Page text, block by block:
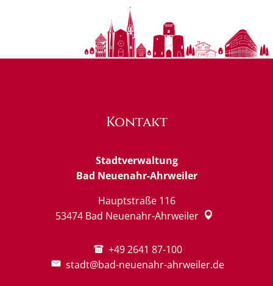
Kontakt
Stadtverwaltung
Bad Neuenahr-Ahrweiler
Hauptstraße 116
53474 Bad Neuenahr-Ahrweiler
+49 2641 87-100
stadt@bad-neuenahr-ahrweiler.de